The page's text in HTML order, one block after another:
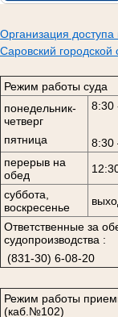
Организация
Саровский городской
Режим работы суда
понедельник-
четверг
пятница
8:30
8:30
перерыв на
обед
суббота,
воскресенье
Ответственные за
судопроизводства :
(831-30) 6-08-20
Режим работы
(каб.№102)